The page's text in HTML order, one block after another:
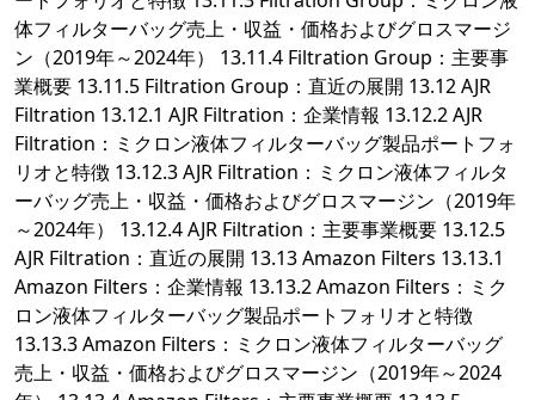
体フィルターバッグ売上・収益・価格およびグロスマージ
ン（2019年～2024年） 13.11.4 Filtration Group：主要事
業概要 13.11.5 Filtration Group：直近の展開 13.12 AJR
Filtration 13.12.1 AJR Filtration：企業情報 13.12.2 AJR
Filtration：ミクロン液体フィルターバッグ製品ポートフォ
リオと特徴 13.12.3 AJR Filtration：ミクロン液体フィルタ
ーバッグ売上・収益・価格およびグロスマージン（2019年
～2024年） 13.12.4 AJR Filtration：主要事業概要 13.12.5
AJR Filtration：直近の展開 13.13 Amazon Filters 13.13.1
Amazon Filters：企業情報 13.13.2 Amazon Filters：ミク
ロン液体フィルターバッグ製品ポートフォリオと特徴
13.13.3 Amazon Filters：ミクロン液体フィルターバッグ
売上・収益・価格およびグロスマージン（2019年～2024